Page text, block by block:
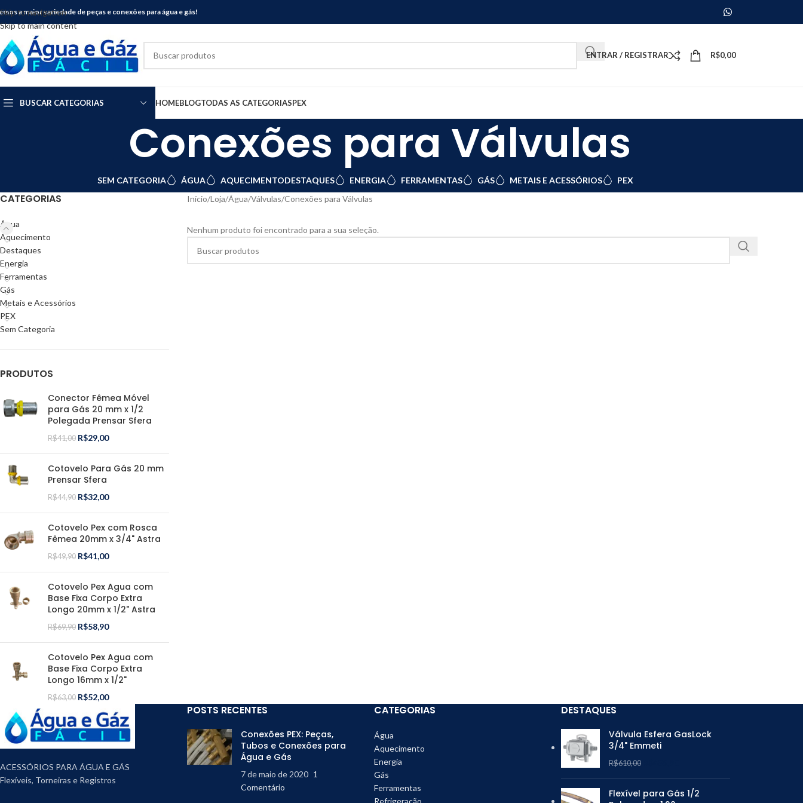
Skip to navigation
Skip to main content
a maior variedade de peças e conexões para água e gás!
ENTRAR / REGISTRAR R$0,00
BUSCAR CATEGORIAS HOMEBLOGTODAS AS CATEGORIASPEX
Conexões para Válvulas
SEM CATEGORIA ÁGUA AQUECIMENTODESTAQUES ENERGIA FERRAMENTAS GÁS METAIS E ACESSÓRIOS PEX
CATEGORIAS
Água
Aquecimento
Destaques
Energia
Ferramentas
Gás
Metais e Acessórios
PEX
Sem Categoria
PRODUTOS
Conector Fêmea Móvel
para Gás 20 mm x 1/2
Polegada Prensar Sfera
R$41,00 R$29,00
Cotovelo Para Gás 20 mm
Prensar Sfera
R$44,90 R$32,00
Cotovelo Pex com Rosca
Fêmea 20mm x 3/4" Astra
R$49,90 R$41,00
Cotovelo Pex Agua com
Base Fixa Corpo Extra
Longo 20mm x 1/2" Astra
R$69,90 R$58,90
Cotovelo Pex Agua com
Base Fixa Corpo Extra
Longo 16mm x 1/2"
R$63,00 R$52,00
Início Loja Água Válvulas Conexões para Válvulas
Nenhum produto foi encontrado para a sua seleção.
ACESSÓRIOS PARA ÁGUA E GÁS
Flexíveis, Torneiras e Registros
POSTS RECENTES
Conexões PEX: Peças,
Tubos e Conexões para
Água e Gás
7 de maio de 2020 1
Comentário
CATEGORIAS
Água
Aquecimento
Energia
Gás
Ferramentas
Refrigeração
DESTAQUES
Válvula Esfera GasLock
3/4" Emmeti
R$610,00
Flexível para Gás 1/2